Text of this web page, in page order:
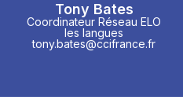
Tony Bates
Coordinateur Réseau ELO
les langues
tony.bates@ccifrance.fr